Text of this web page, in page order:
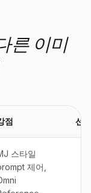
른 이미
점 선
스타일
제어,